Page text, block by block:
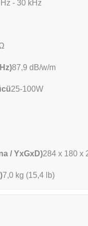
- 30 kHz
87,9 dB/w/m
25-100W
/ YxGxD)284 x 180 x
7,0 kg (15,4 lb)